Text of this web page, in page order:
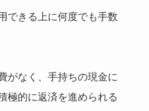
できる上に何度でも手数
がなく、手持ちの現金に
極的に返済を進められる